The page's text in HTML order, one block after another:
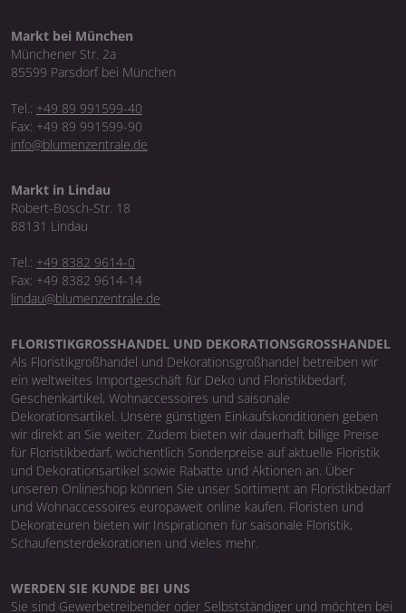
Markt bei München
Münchener Str. 2a
85599 Parsdorf bei München
Tel.: +49 89 991599-40
Fax: +49 89 991599-90
info@blumenzentrale.de
Markt in Lindau
Robert-Bosch-Str. 18
88131 Lindau
Tel.: +49 8382 9614-0
Fax: +49 8382 9614-14
lindau@blumenzentrale.de
FLORISTIKGROSSHANDEL UND DEKORATIONSGROSSHANDEL
Als Floristikgroßhandel und Dekorationsgroßhandel betreiben wir
ein weltweites Importgeschäft für Deko und Floristikbedarf,
Geschenkartikel, Wohnaccessoires und saisonale
Dekorationsartikel. Unsere günstigen Einkaufskonditionen geben
wir direkt an Sie weiter. Zudem bieten wir dauerhaft billige Preise
für Floristikbedarf, wöchentlich Sonderpreise auf aktuelle Floristik
und Dekorationsartikel sowie Rabatte und Aktionen an. Über
unseren Onlineshop können Sie unser Sortiment an Floristikbedarf
und Wohnaccessoires europaweit online kaufen. Floristen und
Dekorateuren bieten wir Inspirationen für saisonale Floristik,
Schaufensterdekorationen und vieles mehr.
WERDEN SIE KUNDE BEI UNS
Sie sind Gewerbetreibender oder Selbstständiger und möchten bei